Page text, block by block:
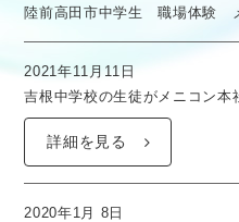
陸前高田市中学生 職場体験
2021年11月11日
吉根中学校の生徒がメニコン本
詳細を見る
2020年1月 8日